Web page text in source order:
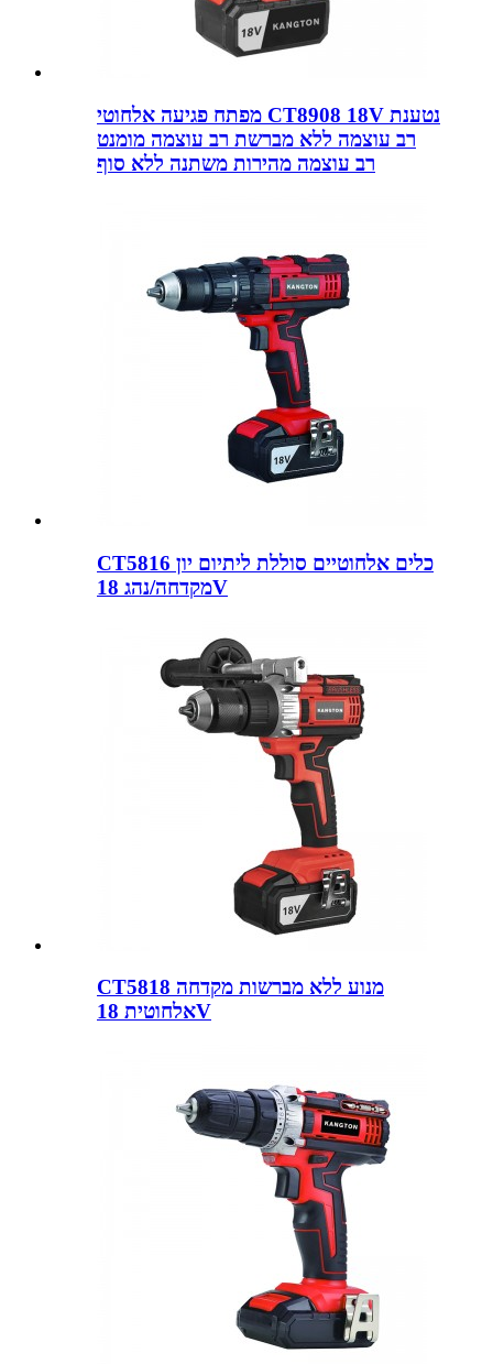
מפתח פגיעה אלחוטי CT8908 18V נטענת
רב עוצמה ללא מברשת רב עוצמה מומנט
רב עוצמה מהירות משתנה ללא סוף
CT5816 כלים אלחוטיים סוללת ליתיום יון
מקדחה/נהג 18V
CT5818 מנוע ללא מברשות מקדחה
אלחוטית 18V